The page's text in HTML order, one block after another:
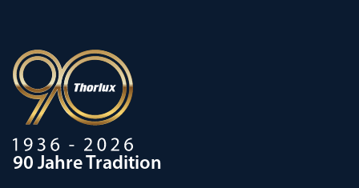
90 Jahre Tradition